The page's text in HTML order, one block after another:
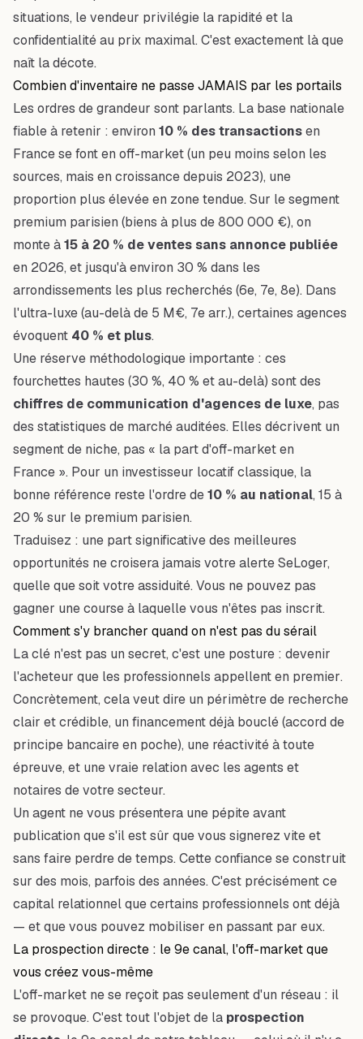
situations, le vendeur privilégie la rapidité et la
confidentialité au prix maximal. C'est exactement là que
naît la décote.
Combien d'inventaire ne passe JAMAIS par les portails
Les ordres de grandeur sont parlants. La base nationale
fiable à retenir : environ 10 % des transactionsen
France se font en off-market (un peu moins selon les
sources, mais en croissance depuis 2023), une
proportion plus élevée en zone tendue. Sur le segment
premium parisien (biens à plus de 800 000 €), on
monte à15 à 20 % de ventes sans annonce publiée
en 2026, et jusqu'à environ 30 % dans les
arrondissements les plus recherchés (6e, 7e, 8e). Dans
l'ultra-luxe (au-delà de 5 M€, 7e arr.), certaines agences
évoquent 40 % et plus.
Une réserve méthodologique importante : ces
fourchettes hautes (30 %, 40 % et au-delà) sont des
chiffres de communication d'agences de luxe, pas
des statistiques de marché auditées. Elles décrivent un
segment de niche, pas « la part d'off-market en
France ». Pour un investisseur locatif classique, la
bonne référence reste l'ordre de10 % au national, 15 à
20 % sur le premium parisien.
Traduisez : une part significative des meilleures
opportunités ne croisera jamais votre alerte SeLoger,
quelle que soit votre assiduité. Vous ne pouvez pas
gagner une course à laquelle vous n'êtes pas inscrit.
Comment s'y brancher quand on n'est pas du sérail
La clé n'est pas un secret, c'est une posture : devenir
l'acheteur que les professionnels appellenten premier.
Concrètement, cela veut dire un périmètre de recherche
clair et crédible, un financement déjà bouclé (accord de
principe bancaire en poche), une réactivité à toute
épreuve, et une vraie relation avec les agents et
notaires de votre secteur.
Un agent ne vous présentera une pépite avant
publication que s'il est sûr que vous signerez vite et
sans faire perdre de temps. Cette confiance se construit
sur des mois, parfois des années. C'est précisément ce
capital relationnel que certains professionnels ont déjà
— et que vous pouvez mobiliser en passant par eux.
La prospection directe : le 9e canal, l'off-market que
vous créez vous-même
L'off-market ne se reçoit pas seulement d'un réseau : il
se provoque. C'est tout l'objet de la prospection